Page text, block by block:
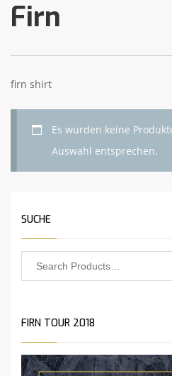
Firn
firn shirt
Es wurden keine
Auswahl entsprechen.
SUCHE
FIRN TOUR 2018